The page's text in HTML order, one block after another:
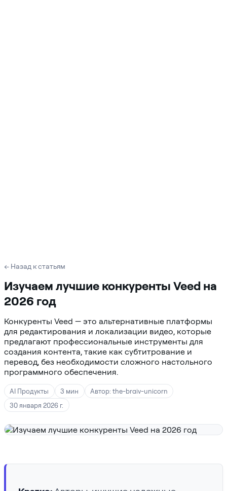
← Назад к статьям
Изучаем лучшие конкуренты Veed на
2026 год
Конкуренты Veed — это альтернативные платформы
для редактирования и локализации видео, которые
предлагают профессиональные инструменты для
создания контента, такие как субтитрование и
перевод, без необходимости сложного настольного
программного обеспечения.
AI Продукты 3 мин
Автор: the-braiv-unicorn
30 января 2026 г.